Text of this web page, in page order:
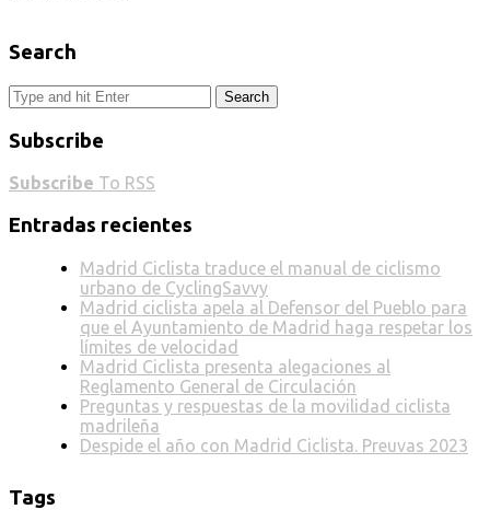
Search
Search
Subscribe
Subscribe To RSS
Entradas recientes
Madrid Ciclista traduce el manual de ciclismo
urbano de CyclingSavvy
Madrid ciclista apela al Defensor del Pueblo para
que el Ayuntamiento de Madrid haga respetar los
límites de velocidad
Madrid Ciclista presenta alegaciones al
Reglamento General de Circulación
Preguntas y respuestas de la movilidad ciclista
madrileña
Despide el año con Madrid Ciclista. Preuvas 2023
Tags